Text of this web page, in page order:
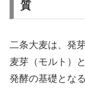
質
二条大麦は、発
麦芽（モルト）
発酵の基礎とな